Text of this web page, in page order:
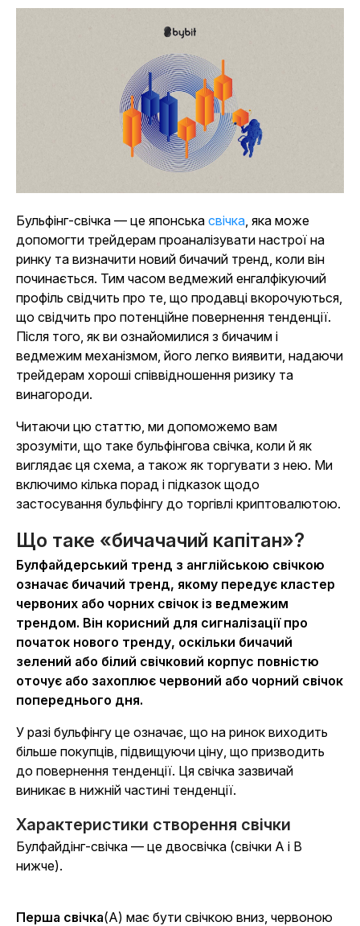
Бульфінг-свічка — це японська свічка , яка може
допомогти трейдерам проаналізувати настрої на
ринку та визначити новий бичачий тренд, коли він
починається. Тим часом ведмежий енгалфікуючий
профіль свідчить про те, що продавці вкорочуються,
що свідчить про потенційне повернення тенденції.
Після того, як ви ознайомилися з бичачим і
ведмежим механізмом, його легко виявити, надаючи
трейдерам хороші співвідношення ризику та
винагороди.
Читаючи цю статтю, ми допоможемо вам
зрозуміти, що таке бульфінгова свічка, коли й як
виглядає ця схема, а також як торгувати з нею. Ми
включимо кілька порад і підказок щодо
застосування бульфінгу до торгівлі криптовалютою.
Що таке «бичачачий капітан»?
Булфайдерський тренд з англійською свічкою
означає бичачий тренд, якому передує кластер
червоних або чорних свічок із ведмежим
трендом. Він корисний для сигналізації про
початок нового тренду, оскільки бичачий
зелений або білий свічковий корпус повністю
оточує або захоплює червоний або чорний свічок
попереднього дня.
У разі бульфінгу це означає, що на ринок виходить
більше покупців, підвищуючи ціну, що призводить
до повернення тенденції. Ця свічка зазвичай
виникає в нижній частині тенденції.
Характеристики створення свічки
Булфайдінг-свічка — це двосвічка (свічки A і B
нижче).
Перша свічка(A) має бути свічкою вниз, червоною